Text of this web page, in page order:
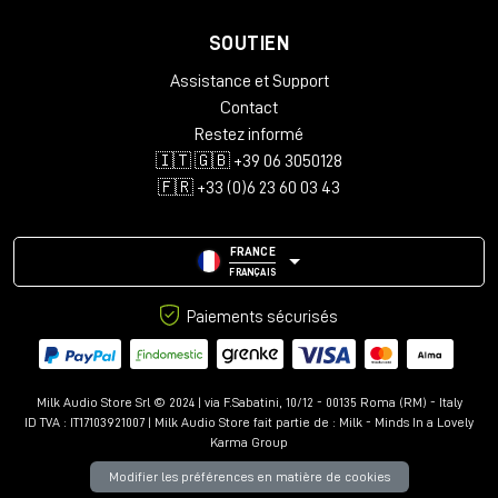
512 Mo de RAM au minimum
Windows 7 ou version ultérieure
Minimum 512 Mo de RAM
Formats des plug-ins:
AAX, VST3, AU et AudioSuite en 64 bits
SOUTIEN
Assistance et Support
Contact
Restez informé
🇮🇹 🇬🇧 +39 06 3050128
🇫🇷 +33 (0)6 23 60 03 43
FRANCE
FRANÇAIS
Paiements sécurisés
Milk Audio Store Srl © 2024 | via F.Sabatini, 10/12 - 00135 Roma (RM) - Italy
ID TVA : IT17103921007 | Milk Audio Store fait partie de : Milk - Minds In a Lovely
Karma Group
Modifier les préférences en matière de cookies